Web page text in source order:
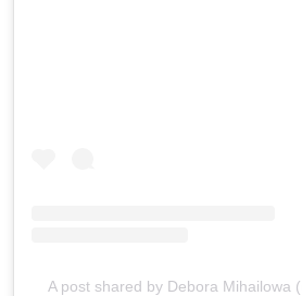
A post shared by Debora Mihailowa